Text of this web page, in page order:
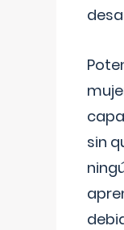
sin